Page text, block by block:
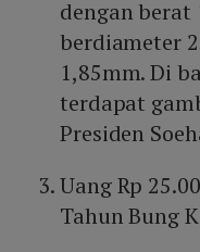
dengan berat
berdiameter
1,85mm. Di
terdapat
Presiden
Uang Rp
Tahun Bung